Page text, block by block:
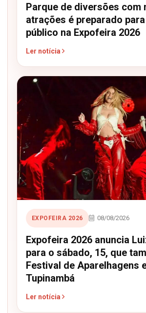
Parque de diversões com
atrações é preparado
público na Expofeira 2026
Ler notícia
EXPOFEIRA 2026 08/08/2026
Expofeira 2026 anuncia
para o sábado, 15, que
Festival de Aparelhagens
Tupinambá
Ler notícia